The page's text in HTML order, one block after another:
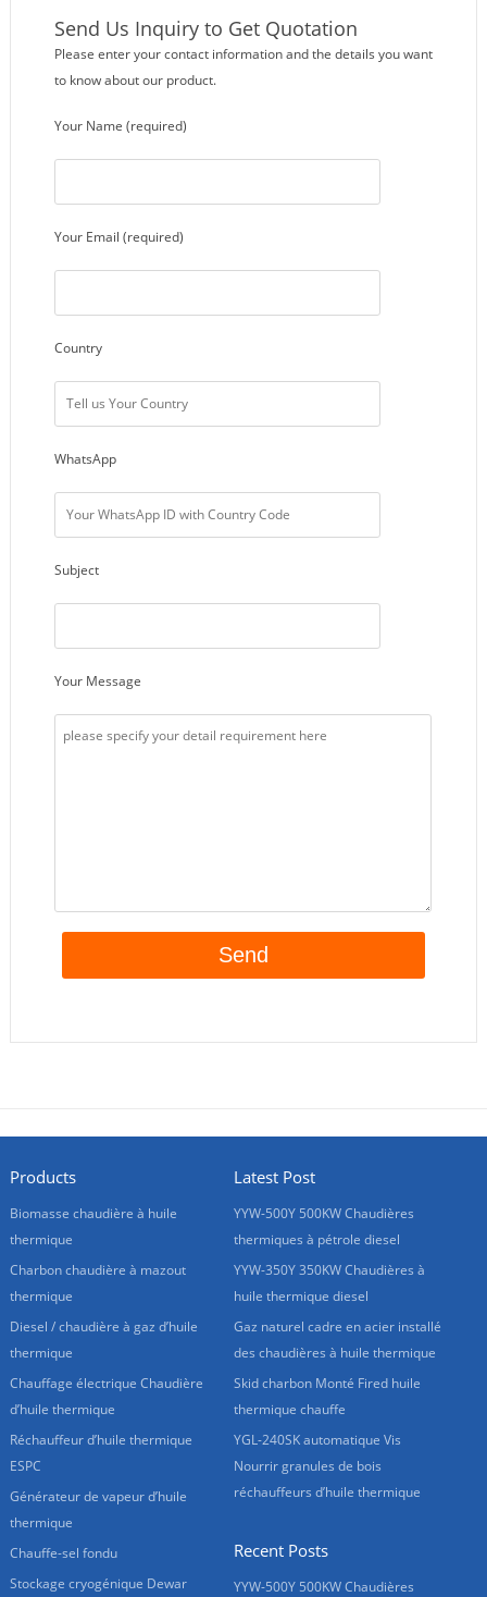
Send Us Inquiry to Get Quotation
Please enter your contact information and the details you want
to know about our product.
Your Name (required)
Your Email (required)
Country
WhatsApp
Subject
Your Message
Products
Biomasse chaudière à huile
thermique
Charbon chaudière à mazout
thermique
Diesel / chaudière à gaz d’huile
thermique
Chauffage électrique Chaudière
d’huile thermique
Réchauffeur d’huile thermique
ESPC
Générateur de vapeur d’huile
thermique
Chauffe-sel fondu
Stockage cryogénique Dewar
Latest Post
YYW-500Y 500KW Chaudières
thermiques à pétrole diesel
YYW-350Y 350KW Chaudières à
huile thermique diesel
Gaz naturel cadre en acier installé
des chaudières à huile thermique
Skid charbon Monté Fired huile
thermique chauffe
YGL-240SK automatique Vis
Nourrir granules de bois
réchauffeurs d’huile thermique
Recent Posts
YYW-500Y 500KW Chaudières